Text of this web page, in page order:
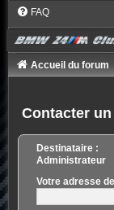
FAQ
Accueil du forum
Contacter
Destinataire :
Administrateur
Votre adresse